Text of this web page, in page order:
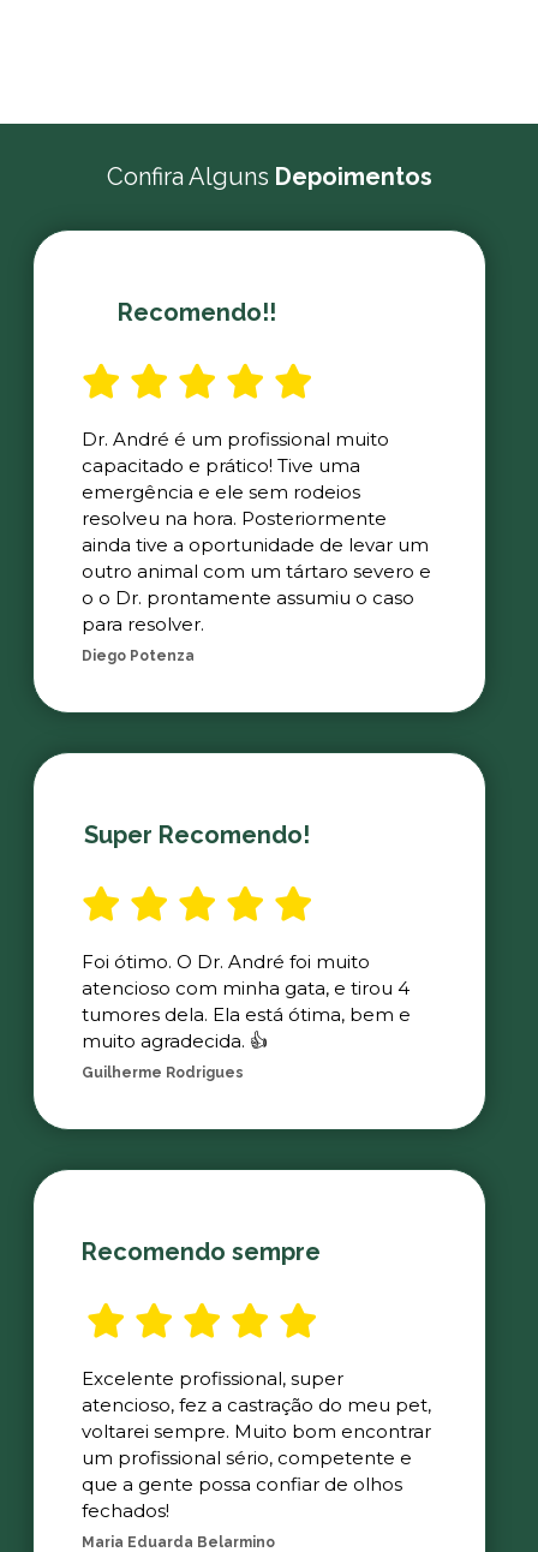
Confira Alguns Depoimentos
Recomendo!!
Dr. André é um profissional muito
capacitado e prático! Tive uma
emergência e ele sem rodeios
resolveu na hora. Posteriormente
ainda tive a oportunidade de levar um
outro animal com um tártaro severo e
o o Dr. prontamente assumiu o caso
para resolver.
Diego Potenza
Super Recomendo!
Foi ótimo. O Dr. André foi muito
atencioso com minha gata, e tirou 4
tumores dela. Ela está ótima, bem e
muito agradecida. 👍
Guilherme Rodrigues
Recomendo sempre
Excelente profissional, super
atencioso, fez a castração do meu pet,
voltarei sempre. Muito bom encontrar
um profissional sério, competente e
que a gente possa confiar de olhos
fechados!
Maria Eduarda Belarmino